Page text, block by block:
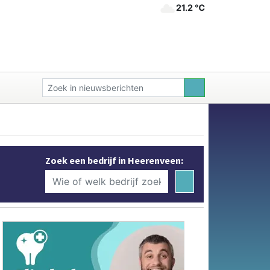
21.2 ℃
Zoek een bedrijf in Heerenveen: